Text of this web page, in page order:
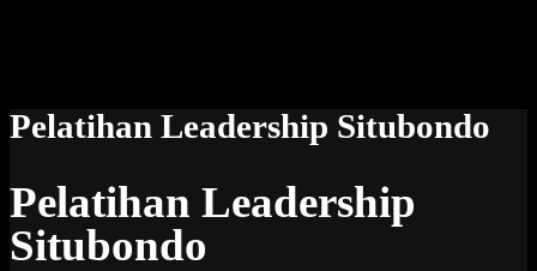
Pelatihan Leadership Situbondo
Pelatihan Leadership
Situbondo